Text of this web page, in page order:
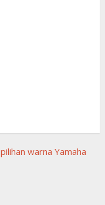
pilihan warna Yamaha